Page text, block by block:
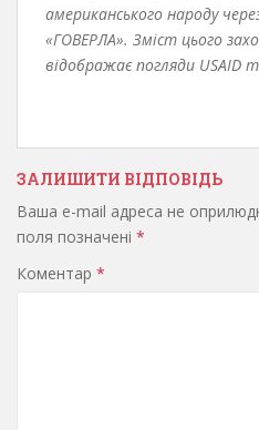
американського народу
«ГОВЕРЛА». Зміст цього
відображає погляди USAID
ЗАЛИШИТИ ВІДПОВІДЬ
Ваша e-mail адреса не
поля позначені *
Коментар *